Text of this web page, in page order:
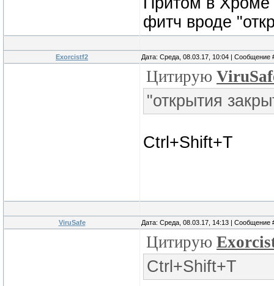
фитч вроде
Exorcistf2 Дата: Среда, 08.03.17, 10:04 | Сообщение
Цитирую
"открытия
Ctrl+Shift+T
ViruSafe Дата: Среда, 08.03.17, 14:13 | Сообщение
Цитирую
Ctrl+Shift+T